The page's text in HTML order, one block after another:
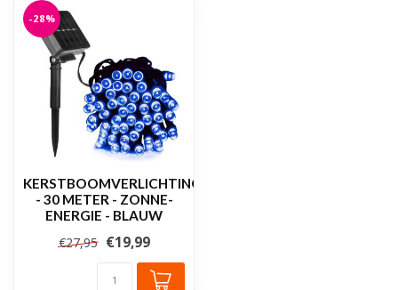
-28%
KERSTBOOMVERLICHTING
- 30 METER - ZONNE-
ENERGIE - BLAUW
€27,95 €19,99